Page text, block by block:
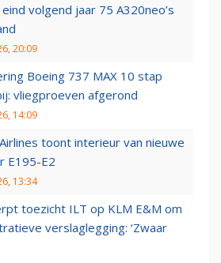
volgend jaar 75 A320neo’s
20:09
Boeing 737 MAX 10 stap
vliegproeven afgerond
14:09
toont interieur van nieuwe
E195-E2
13:34
toezicht ILT op KLM E&M om
verslaglegging: ‘Zwaar